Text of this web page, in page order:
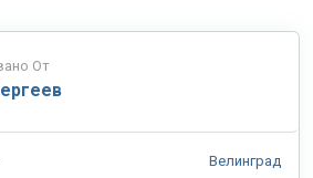
От
Велинград